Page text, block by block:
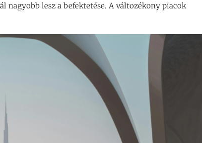
nagyobb lesz a befektetése. A változékony piacok